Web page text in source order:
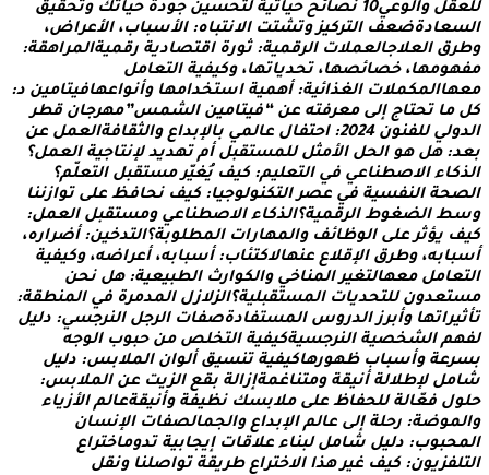
قل والوعي 10 نص ائح حياتية لتح سين جودة حيا تك وتحقيق
عادةضعف التر كيز وتشتت الن تباه: السباب، العراض،
رق الع لجالعملت الرقمية: ثور ة اقت صادية رقميةالمراهقة:
هومها، خصائصها، تحدياتها، وكي فية التعامل
هاالمكملت الغ ذائية: أهمية اس تخدامها وأن واعهافيتامين د:
ما تحت اج إلى مع رفته عن “في تامين الشمس”مهرجان قط ر
ولي للف نون 2024
: احت فال عال مي بال بداع والثقافةالعمل عن
د: هل هو الح ل المثل للم ستقبل أم تهديد لنتاجية الع مل؟
كاء الصطناعي في التعليم: كيف يغي ر مستقبل التعلم؟
حة النفسية في عصر التكنولوجيا: كيف نحا فظ على توا زننا
ط الضغوط الرقمية؟الذكاء الصطناعي ومستقبل الع مل:
يؤث ر على الوظائف والمهارات الم طلوبة؟التدخين: أض راره،
بابه، وط رق القلع عنهالكتئاب: أس بابه، أعر اضه، وكي فية
عامل مع هالتغير المناخي والكوارث الط بيعية: هل نحن
تعدون للتحديات الم ستقبلية؟الزلزل الم دمرة في الم نطقة:
راتها وأب رز الدروس الم ستفادةصفات الرجل النر جسي: دليل
م الشخصية النر جسيةكيفية التخلص من حبو ب الو جه
رعة وأسباب ظه ورهاكيفية تنسيق ألوا ن الم لبس: دليل
مل لط للة أنيقة ومت ناغمةإزالة بقع الزيت عن الم لبس:
ل فع الة للح فاظ على مل بسك نظ يفة وأنيقةعالم الزياء
موضة: رحل ة إلى عال م البداع والجمالصفات الن سان
حبوب: دليل شا مل لبنا ء عل قات إيج ابية تدو ماختراع
فزيون: كيف غير هذا الختراع طريقة توا صلنا ونق ل